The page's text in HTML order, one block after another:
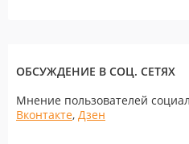
ОБСУЖДЕНИЕ В СОЦ. СЕТЯХ
Мнение пользователей
Вконтакте, Дзен